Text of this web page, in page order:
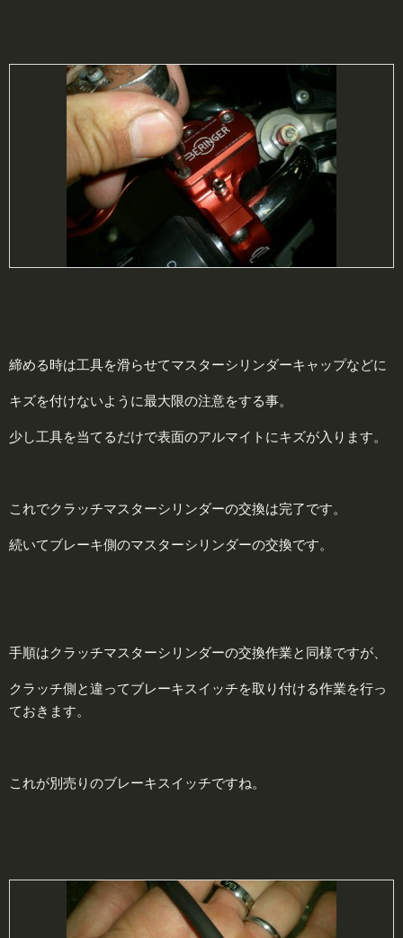
締める時は工具を滑らせてマスターシリンダーキャップなどに
キズを付けないように最大限の注意をする事。
少し工具を当てるだけで表面のアルマイトにキズが入ります。
これでクラッチマスターシリンダーの交換は完了です。
続いてブレーキ側のマスターシリンダーの交換です。
手順はクラッチマスターシリンダーの交換作業と同様ですが、
クラッチ側と違ってブレーキスイッチを取り付ける作業を行っ
ておきます。
これが別売りのブレーキスイッチですね。